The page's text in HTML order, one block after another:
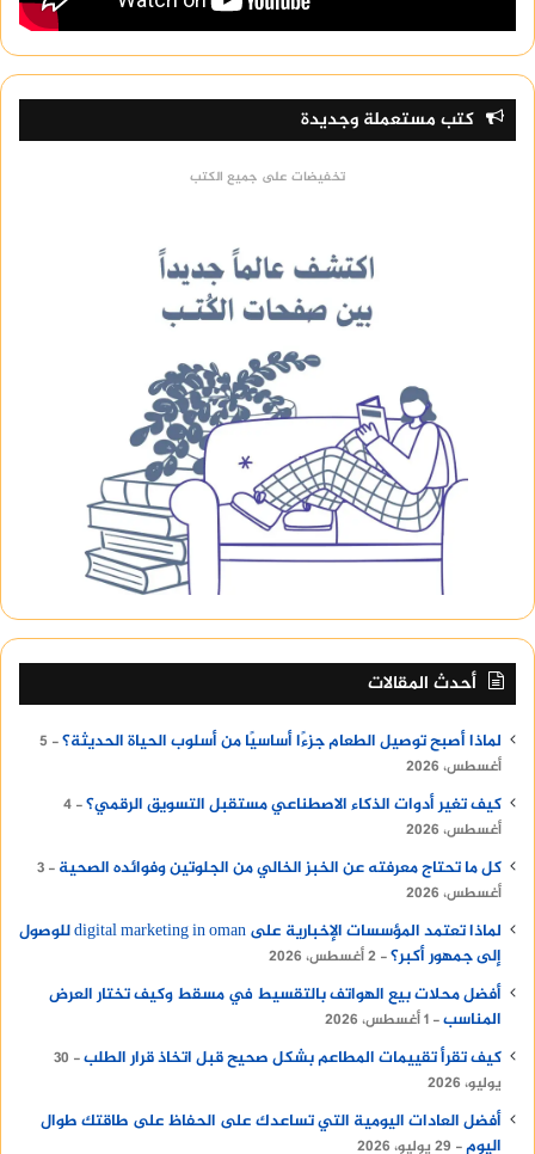
كتب مستعملة وجديدة
تخفيضات على جميع الكتب
أحدث المقالات
لماذا أصبح توصيل الطعام جزءًا أساسيًا من أسلوب الحياة الحديثة؟
5
أغسطس، 2026
كيف تغير أدوات الذكاء الاصطناعي مستقبل التسويق الرقمي؟ 4
أغسطس، 2026
كل ما تحتاج معرفته عن الخبز الخالي من الجلوتين وفوائده الصحية
3
أغسطس، 2026
لماذا تعتمد المؤسسات الإخبارية على digital marketing in oman للوصول
إلى جمهور أكبر؟ 2 أغسطس، 2026
أفضل محلات بيع الهواتف بالتقسيط في مسقط وكيف تختار العرض
المناسب 1 أغسطس، 2026
كيف تقرأ تقييمات المطاعم بشكل صحيح قبل اتخاذ قرار الطلب
30
يوليو، 2026
أفضل العادات اليومية التي تساعدك على الحفاظ على طاقتك طوال
اليوم
29 يوليو، 2026